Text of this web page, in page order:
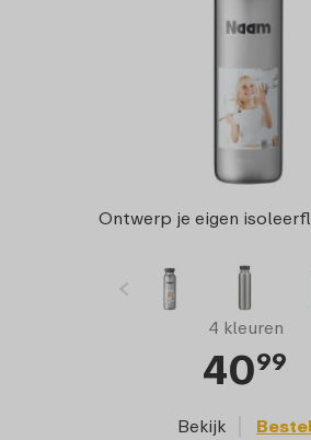
Ontwerp je eigen
4 kleuren
4099
Bekijk